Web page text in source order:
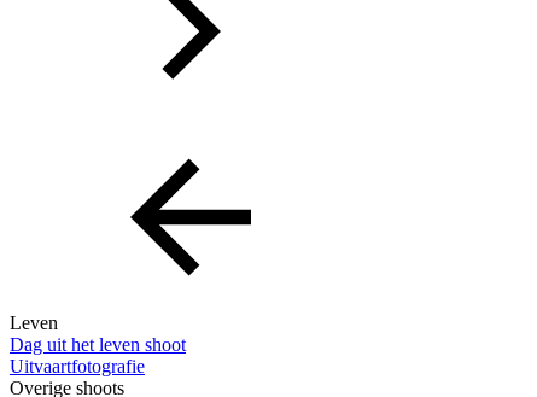
Leven
Dag uit het leven shoot
Uitvaartfotografie
Overige shoots